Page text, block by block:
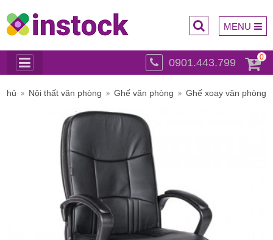
0901.443.799 0
MENU
Trụ sở
chính:
chủ Nội thất văn phòng Ghế văn phòng Ghế xoay văn phòng